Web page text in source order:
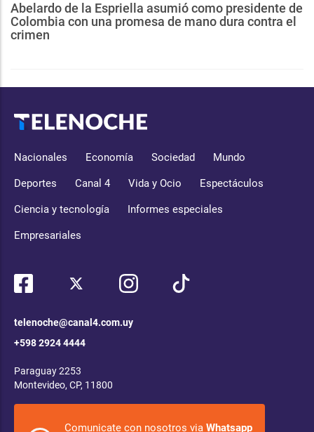
Abelardo de la Espriella asumió como presidente de
Colombia con una promesa de mano dura contra el
crimen
Nacionales Economía Sociedad Mundo
Deportes Canal 4 Vida y Ocio Espectáculos
Ciencia y tecnología Informes especiales
Empresariales
telenoche@canal4.com.uy
+598 2924 4444
Paraguay 2253
Montevideo, CP, 11800
Comunicate con nosotros via Whatsapp